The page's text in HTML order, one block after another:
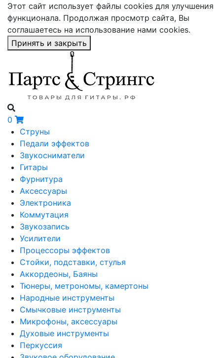
Этот сайт использует файлы cookies для улучшения
функционала. Продолжая просмотр сайта, Вы
соглашаетесь на использование нами cookies.
Принять и закрыть
0
Струны
Педали эффектов
Звукосниматели
Гитары
Фурнитура
Аксессуары
Электроника
Коммутация
Звукозапись
Усилители
Процессоры эффектов
Стойки, подставки, стулья
Аккордеоны, Баяны
Тюнеры, метрономы, камертоны
Народные инструменты
Смычковые инструменты
Микрофоны, аксессуары
Духовые инструменты
Перкуссия